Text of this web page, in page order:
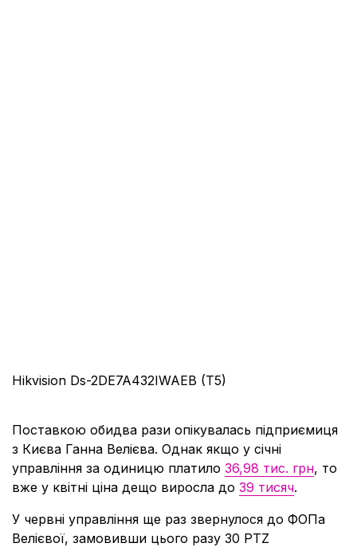
Hikvision Ds-2DE7A432IWAEB (T5)
Поставкою обидва рази опікувалась підприємиця
з Києва Ганна Велієва. Однак якщо у січні
управління за одиницю платило 36,98 тис. грн, то
вже у квітні ціна дещо виросла до 39 тисяч.
У червні управління ще раз звернулося до ФОПа
Велієвої, замовивши цього разу 30 PTZ